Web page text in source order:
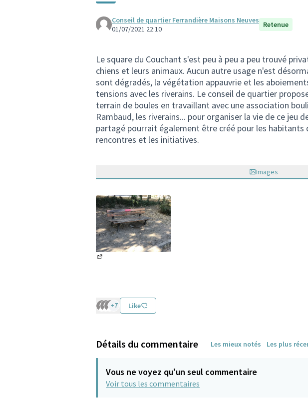
Conseil de quartier Ferrandière Maisons Neuves
01/07/2021 22:10
Retenue
Le square du Couchant s'est peu à peu a peu trouvé
chiens et leurs animaux. Aucun autre usage n'est
sont dégradés, la végétation appauvrie et les
tensions avec les riverains. Le conseil de quartier
terrain de boules en travaillant avec une association
Rambaud, les riverains... pour organiser la vie de ce jeu
partagé pourrait également être créé pour les
rencontres et les initiatives.
Images
+7 Like
Détails du commentaire Les mieux notés Les plus
Vous ne voyez qu'un seul commentaire
Voir tous les commentaires